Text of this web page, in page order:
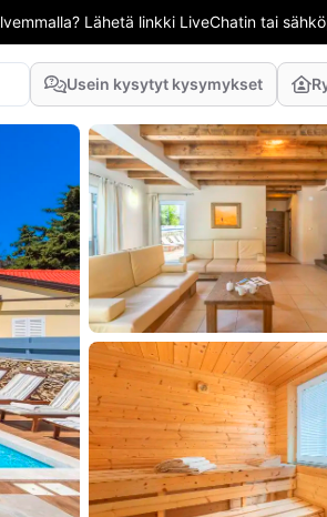
Lähetä linkki LiveChatin tai
Usein kysytyt kysymykset